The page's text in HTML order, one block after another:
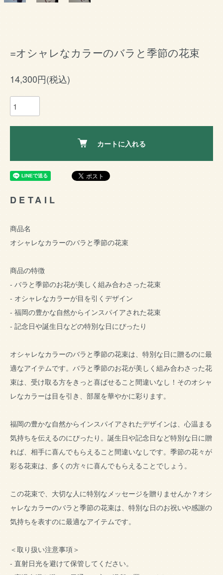
=オシャレなカラーのバラと季節の花束
14,300円(税込)
カートに入れる
DETAIL
商品名
オシャレなカラーのバラと季節の花束
商品の特徴
- バラと季節のお花が美しく組み合わさった花束
- オシャレなカラーが目を引くデザイン
- 福岡の豊かな自然からインスパイアされた花束
- 記念日や誕生日などの特別な日にぴったり
オシャレなカラーのバラと季節の花束は、特別な日に贈るのに最
適なアイテムです。バラと季節のお花が美しく組み合わさった花
束は、受け取る方をきっと喜ばせること間違いなし！そのオシャ
レなカラーは目を引き、部屋を華やかに彩ります。
福岡の豊かな自然からインスパイアされたデザインは、心温まる
気持ちを伝えるのにぴったり。誕生日や記念日など特別な日に贈
れば、相手に喜んでもらえること間違いなしです。季節の花々が
彩る花束は、多くの方々に喜んでもらえることでしょう。
この花束で、大切な人に特別なメッセージを贈りませんか？オシ
ャレなカラーのバラと季節の花束は、特別な日のお祝いや感謝の
気持ちを表すのに最適なアイテムです。
＜取り扱い注意事項＞
- 直射日光を避けて保管してください。